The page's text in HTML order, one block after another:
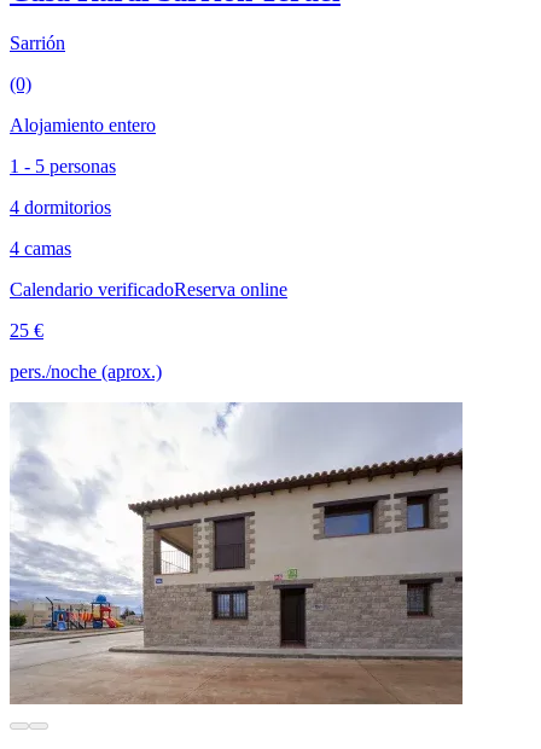
Sarrión
(0)
Alojamiento entero
1 - 5 personas
4 dormitorios
4 camas
Calendario verificadoReserva online
25 €
pers./noche (aprox.)